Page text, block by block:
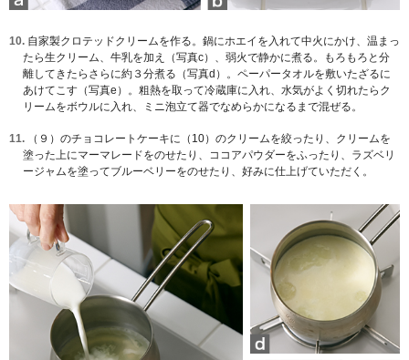
10. 自家製クロテッドクリームを作る。鍋にホエイを入れて中火にかけ、温まっ
たら生クリーム、牛乳を加え（写真c）、弱火で静かに煮る。もろもろと分
離してきたらさらに約３分煮る（写真d）。ペーパータオルを敷いたざるに
あけてこす（写真e）。粗熱を取って冷蔵庫に入れ、水気がよく切れたらク
リームをボウルに入れ、ミニ泡立て器でなめらかになるまで混ぜる。
11.
（９）のチョコレートケーキに（10）のクリームを絞ったり、クリームを
塗った上にマーマレードをのせたり、ココアパウダーをふったり、ラズベリ
ージャムを塗ってブルーベリーをのせたり、好みに仕上げていただく。